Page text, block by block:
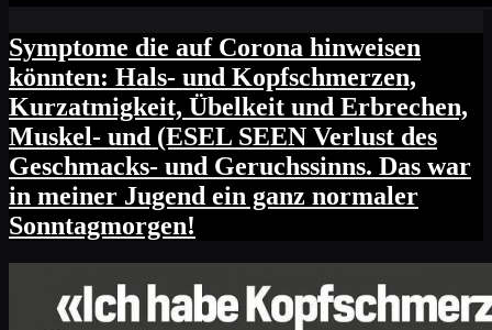
Symptome die auf Corona hinweisen
könnten: Hals- und Kopfschmerzen,
Kurzatmigkeit, Übelkeit und Erbrechen,
Muskel- und (ESEL SEEN Verlust des
Geschmacks- und Geruchssinns. Das war
in meiner Jugend ein ganz normaler
Sonntagmorgen!